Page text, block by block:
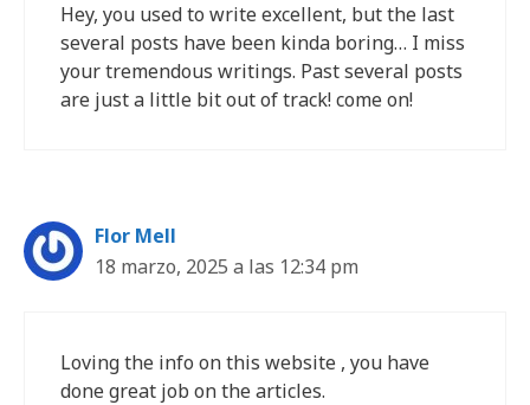
Hey, you used to write excellent, but the last
several posts have been kinda boring… I miss
your tremendous writings. Past several posts
are just a little bit out of track! come on!
Flor Mell
18 marzo, 2025 a las 12:34 pm
Loving the info on this website , you have
done great job on the articles.